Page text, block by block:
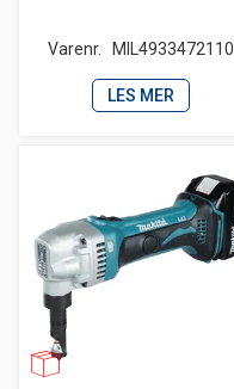
Varenr. MIL4933472110
LES MER